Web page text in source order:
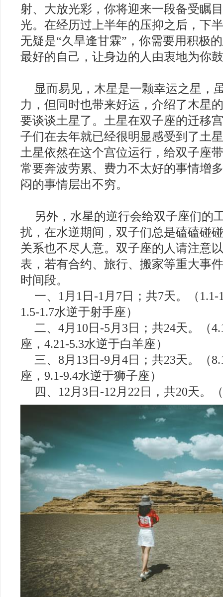
射、大放光彩，你将迎来一段备受瞩
光。在经历过上半年的压抑之后，下
无疑是“久旱逢甘霖”，你需要用积极
最好的自己，让身边的人由衷地为你
显而易见，木星是一颗幸运之星，
力，但同时也带来好运，介绍了木星
要谈谈土星了。土星在双子座的迁移
子们在去年就已经很明显感受到了土
土星依然在这个宫位运行，给双子座
常要奔波劳累、费力不太好的事情增
闷的事情层出不穷。
另外，水星的逆行会给双子座们的
扰，在水逆期间，双子们总是磕磕碰
关系也不尽人意。双子座的人请注意
表，若有合约、旅行、搬家等重大事
时间段。
一、1月1日-1月7日；共7天。（
1.5-1.7水逆于射手座）
二、4月10日-5月3日；共24天。（
座，4.21-5.3水逆于白羊座）
三、8月13日-9月4日；共23天。（
座，9.1-9.4水逆于狮子座）
四、12月3日-12月22日，共20天。